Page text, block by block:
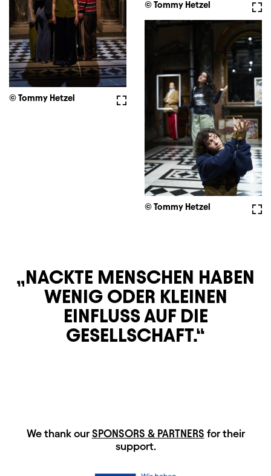
© Tommy Hetzel
Fullscreen
© Tommy Hetzel
© Tommy Hetzel
NACKTE MENSCHEN HABEN
WENIG ODER KLEINEN
EINFLUSS AUF DIE
GESELLSCHAFT.
HAUPTSPONSOREN
We thank ourSPONSORS & PARTNERS for their
support.